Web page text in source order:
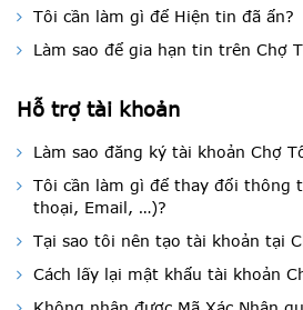
Tôi cần làm gì để Hiện tin đã ẩn?
Làm sao để gia hạn tin trên Chợ
Hỗ trợ tài khoản
Làm sao đăng ký tài khoản Chợ
Tôi cần làm gì để thay đổi thông
thoại, Email, …)?
Tại sao tôi nên tạo tài khoản tại
Cách lấy lại mật khẩu tài khoản